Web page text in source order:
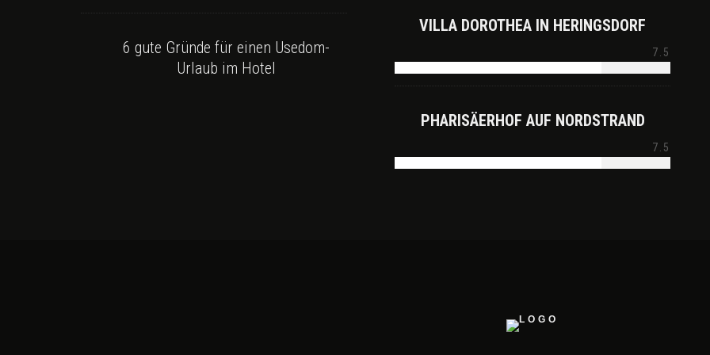
6 gute Gründe für einen Usedom-
Urlaub im Hotel
VILLA DOROTHEA IN HERINGSDORF
7.5
PHARISÄERHOF AUF NORDSTRAND
7.5